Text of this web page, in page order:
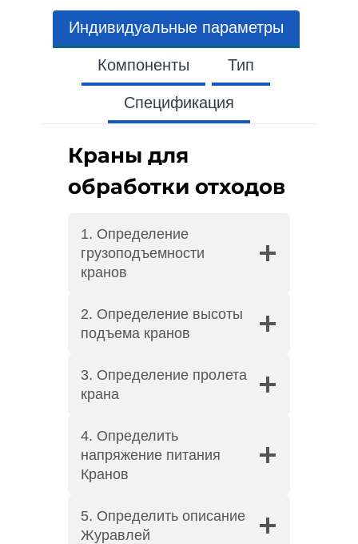
Индивидуальные параметры
Компоненты Тип
Спецификация
Краны для
обработки отходов
1. Определение
грузоподъемности
кранов
2. Определение высоты
подъема кранов
3. Определение пролета
крана
4. Определить
напряжение питания
Кранов
5. Определить описание
Журавлей